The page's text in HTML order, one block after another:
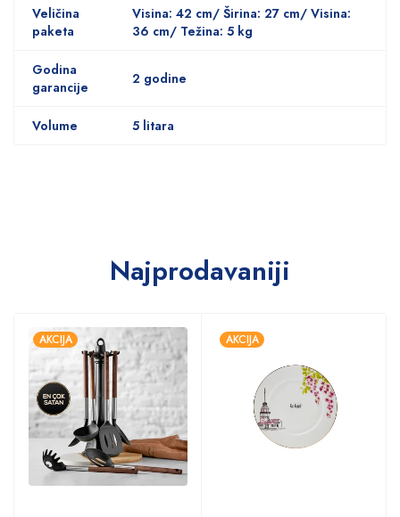
Veličina
paketa
Visina: 42 cm/ Širina: 27 cm/ Visina:
36 cm/ Težina: 5 kg
Godina
garancije
2 godine
Volume 5 litara
Najprodavaniji
AKCIJA AKCIJA